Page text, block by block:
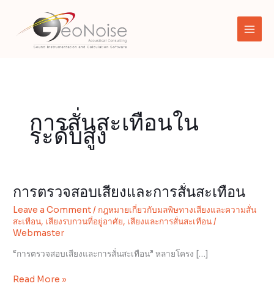
content
การสั่นสะเทือนใน
ระดับสูง
การตรวจสอบเสียงและการสั่นสะเทือน
Leave a Comment/ กฎหมายเกี่ยวกับมลพิษทางเสียงและความสั่น
สะเทือน, เสียงรบกวนที่อยู่อาศัย, เสียงและการสั่นสะเทือน/
Webmaster
“การตรวจสอบเสียงและการสั่นสะเทือน” หลายโครง […]
การ
สอบ
เสียง
การ
สะเทือน
Read More »